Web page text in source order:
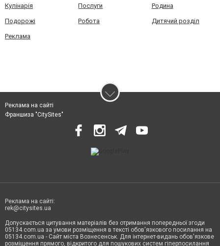
Кулінарія Послуги Родина
Подорожі Робота Дитячий розділ
Реклама
Реклама на сайті
Франшиза "CitySites"
Реклама на сайті:
rek@citysites.ua
Допускається цитування матеріалів без отримання попередньої згоди
05134.com.ua за умови розміщення в тексті обов'язкового посилання на
05134.com.ua - Сайт міста Вознесенськ. Для інтернет-видань обов'язкове
розміщення прямого, відкритого для пошукових систем гіперпосилання